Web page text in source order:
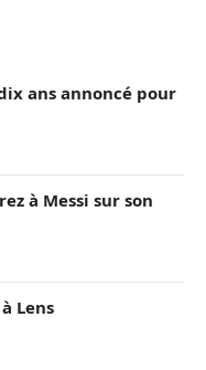
ans annoncé pour
à Messi sur son
Lens